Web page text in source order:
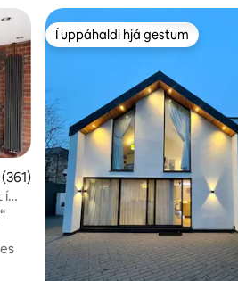
5 í meðaleinkunn, 361 umsagnir
í
Í uppáhaldi hjá gestum
Í uppáhaldi hjá gestum